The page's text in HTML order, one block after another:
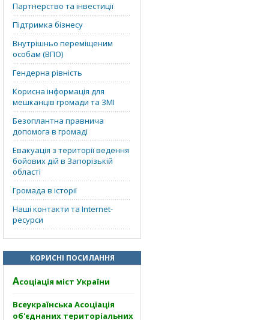
Партнерство та інвестиції
Підтримка бізнесу
Внутрішньо переміщеним
особам (ВПО)
Гендерна рівність
Корисна інформація для
мешканців громади та ЗМІ
Безоплантна правнича
допомога в громаді
Евакуація з території ведення
бойових дій в Запорізькій
області
Громада в історії
Наші контакти та Internet-
ресурси
КОРИСНІ ПОСИЛАННЯ
Асоціація міст України
Всеукраїнська Асоціація
об'єднаних територіальних